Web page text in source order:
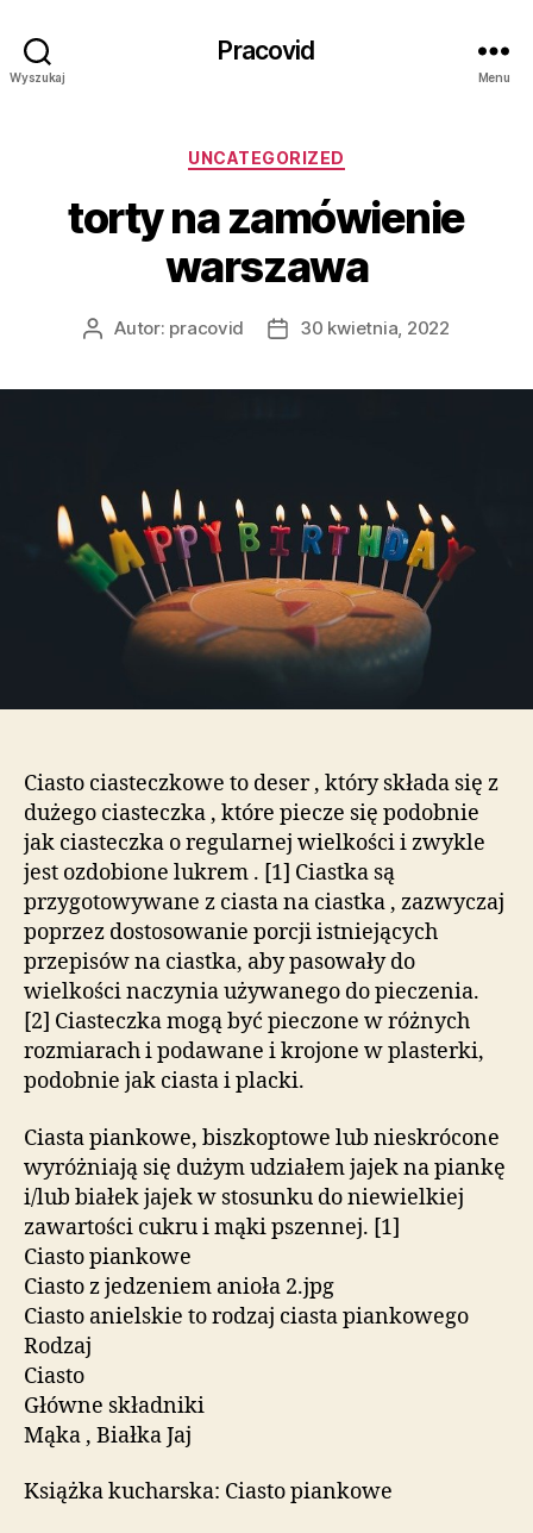
Wyszukaj
Pracovid
Menu
Kategorie
UNCATEGORIZED
torty na zamówienie
warszawa
AutorAutor: pracovid
Data30 kwietnia, 2022
Ciasto ciasteczkowe to deser , który składa się z
dużego ciasteczka , które piecze się podobnie
jak ciasteczka o regularnej wielkości i zwykle
jest ozdobione lukrem . [1] Ciastka są
przygotowywane z ciasta na ciastka , zazwyczaj
poprzez dostosowanie porcji istniejących
przepisów na ciastka, aby pasowały do ​​
wielkości naczynia używanego do pieczenia.
[2] Ciasteczka mogą być pieczone w różnych
rozmiarach i podawane i krojone w plasterki,
podobnie jak ciasta i placki.
Ciasta piankowe, biszkoptowe lub nieskrócone
wyróżniają się dużym udziałem jajek na piankę
i/lub białek jajek w stosunku do niewielkiej
zawartości cukru i mąki pszennej. [1]
Ciasto piankowe
Ciasto z jedzeniem anioła 2.jpg
Ciasto anielskie to rodzaj ciasta piankowego
Rodzaj
Ciasto
Główne składniki
Mąka , Białka Jaj
Książka kucharska: Ciasto piankowe